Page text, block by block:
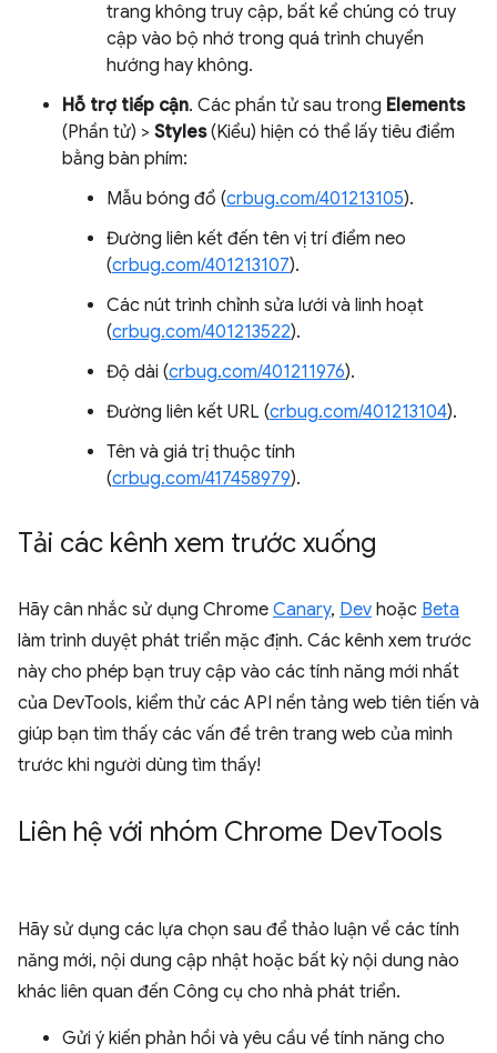
trang không truy cập, bất kể chúng có truy
cập vào bộ nhớ trong quá trình chuyển
hướng hay không.
Hỗ trợ tiếp cận. Các phần tử sau trong Elements
(Phần tử) > Styles(Kiểu) hiện có thể lấy tiêu điểm
bằng bàn phím:
Mẫu bóng đổ (crbug.com/401213105).
Đường liên kết đến tên vị trí điểm neo
(crbug.com/401213107).
Các nút trình chỉnh sửa lưới và linh hoạt
(crbug.com/401213522).
Độ dài (crbug.com/401211976).
Đường liên kết URL (crbug.com/401213104).
Tên và giá trị thuộc tính
(crbug.com/417458979).
Tải các kênh xem trước xuống
Hãy cân nhắc sử dụng Chrome Canary, Dev hoặc Beta
làm trình duyệt phát triển mặc định. Các kênh xem trước
này cho phép bạn truy cập vào các tính năng mới nhất
của DevTools, kiểm thử các API nền tảng web tiên tiến và
giúp bạn tìm thấy các vấn đề trên trang web của mình
trước khi người dùng tìm thấy!
Liên hệ với nhóm Chrome DevTools
Hãy sử dụng các lựa chọn sau để thảo luận về các tính
năng mới, nội dung cập nhật hoặc bất kỳ nội dung nào
khác liên quan đến Công cụ cho nhà phát triển.
Gửi ý kiến phản hồi và yêu cầu về tính năng cho